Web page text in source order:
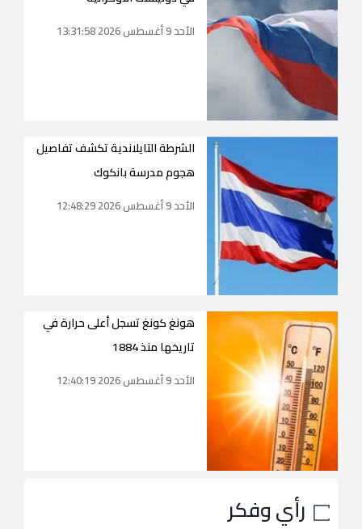
الأحد 9 أغسطس 2026 13:31:58
الشرطة التايلاندية تكشف تفاصيل
هجوم مدرسة بانكوك
الأحد 9 أغسطس 2026 12:48:29
هونغ كونغ تسجل أعلى حرارة في
تاريخها منذ 1884
الأحد 9 أغسطس 2026 12:40:19
رأي وفكر